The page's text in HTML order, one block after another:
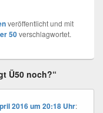
veröffentlicht und mit
50verschlagwortet.
Ü50 noch?“
2016 um 20:18 Uhr: